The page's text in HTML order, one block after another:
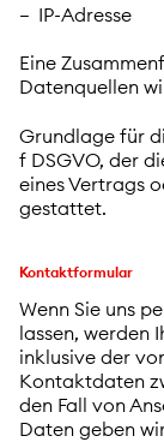
IP-Adresse
Eine
Datenquellen
Grundlage für
f DSGVO, der
eines Vertrags
gestattet.
Kontaktformular
Wenn Sie uns
lassen, werden
inklusive der
Kontaktdaten
den Fall von
Daten geben